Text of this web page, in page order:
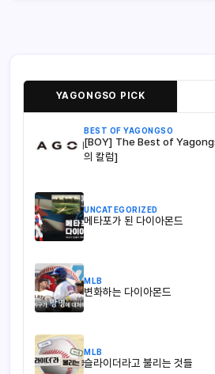
YAGONGSO PICK
BEST OF YAGONGSO
[BOY] The Best of
의 칼럼]
UNCATEGORIZED
메타포가 된 다이아몬드
MLB
변화하는 다이아몬드
MLB
슬라이더라고 불리는 것들